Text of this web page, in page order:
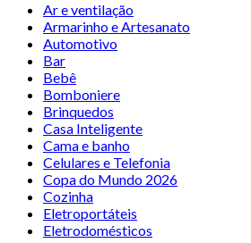
Ar e ventilação
Armarinho e Artesanato
Automotivo
Bar
Bebê
Bomboniere
Brinquedos
Casa Inteligente
Cama e banho
Celulares e Telefonia
Copa do Mundo 2026
Cozinha
Eletroportáteis
Eletrodomésticos